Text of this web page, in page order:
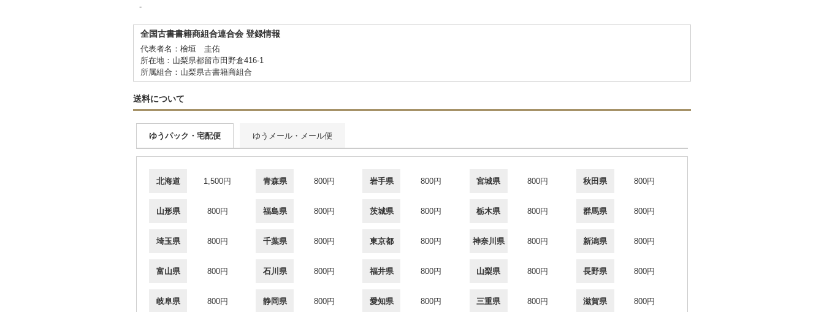
-
全国古書書籍商組合連合会 登録情報
代表者名：檜垣 圭佑
所在地：山梨県都留市田野倉416-1
所属組合：山梨県古書籍商組合
送料について
ゆうパック・宅配便 ゆうメール・メール便
北海道 1,500円 青森県 800円 岩手県 800円 宮城県 800円 秋田県 800円
山形県 800円 福島県 800円 茨城県 800円 栃木県 800円 群馬県 800円
埼玉県 800円 千葉県 800円 東京都 800円 神奈川県 800円 新潟県 800円
富山県 800円 石川県 800円 福井県 800円 山梨県 800円 長野県 800円
岐阜県 800円 静岡県 800円 愛知県 800円 三重県 800円 滋賀県 800円